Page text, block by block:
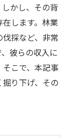
かし、その背
します。林業
採など、非常
彼らの収入に
こで、本記事
り下げ、その